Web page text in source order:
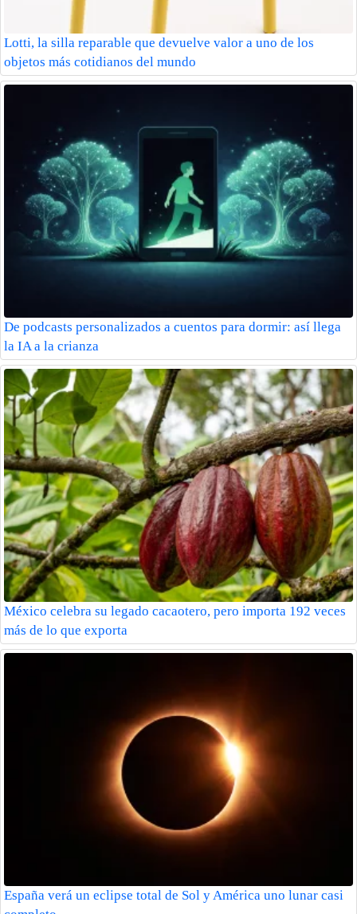
Lotti, la silla reparable que devuelve valor a uno de los
objetos más cotidianos del mundo
De podcasts personalizados a cuentos para dormir: así llega
la IA a la crianza
México celebra su legado cacaotero, pero importa 192 veces
más de lo que exporta
España verá un eclipse total de Sol y América uno lunar casi